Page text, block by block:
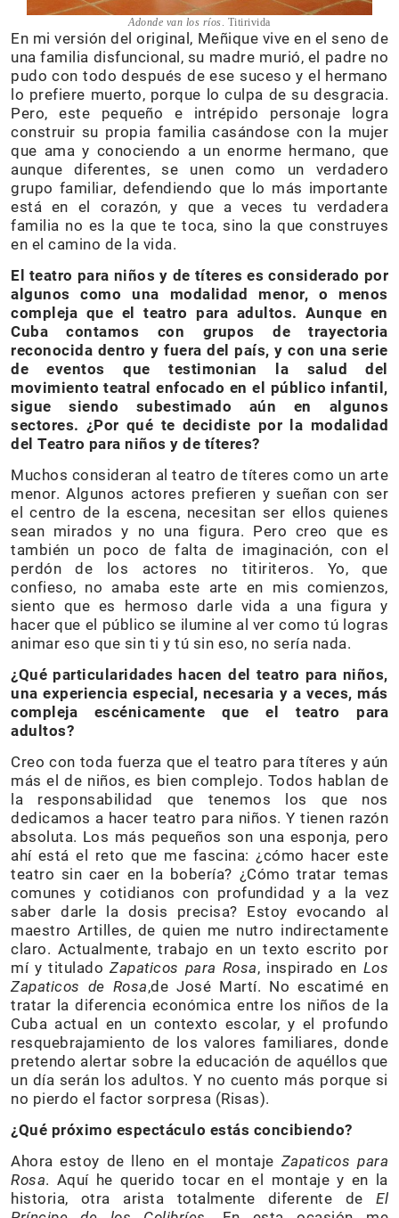
Adonde van los ríos. Titirivida
En mi versión del original, Meñique vive en el seno de
una familia disfuncional, su madre murió, el padre no
pudo con todo después de ese suceso y el hermano
lo prefiere muerto, porque lo culpa de su desgracia.
Pero, este pequeño e intrépido personaje logra
construir su propia familia casándose con la mujer
que ama y conociendo a un enorme hermano, que
aunque diferentes, se unen como un verdadero
grupo familiar, defendiendo que lo más importante
está en el corazón, y que a veces tu verdadera
familia no es la que te toca, sino la que construyes
en el camino de la vida.
El teatro para niños y de títeres es considerado por
algunos como una modalidad menor, o menos
compleja que el teatro para adultos. Aunque en
Cuba contamos con grupos de trayectoria
reconocida dentro y fuera del país, y con una serie
de eventos que testimonian la salud del
movimiento teatral enfocado en el público infantil,
sigue siendo subestimado aún en algunos
sectores. ¿Por qué te decidiste por la modalidad
del Teatro para niños y de títeres?
Muchos consideran al teatro de títeres como un arte
menor. Algunos actores prefieren y sueñan con ser
el centro de la escena, necesitan ser ellos quienes
sean mirados y no una figura. Pero creo que es
también un poco de falta de imaginación, con el
perdón de los actores no titiriteros. Yo, que
confieso, no amaba este arte en mis comienzos,
siento que es hermoso darle vida a una figura y
hacer que el público se ilumine al ver como tú logras
animar eso que sin ti y tú sin eso, no sería nada.
¿Qué particularidades hacen del teatro para niños,
una experiencia especial, necesaria y a veces, más
compleja escénicamente que el teatro para
adultos?
Creo con toda fuerza que el teatro para títeres y aún
más el de niños, es bien complejo. Todos hablan de
la responsabilidad que tenemos los que nos
dedicamos a hacer teatro para niños. Y tienen razón
absoluta. Los más pequeños son una esponja, pero
ahí está el reto que me fascina: ¿cómo hacer este
teatro sin caer en la bobería? ¿Cómo tratar temas
comunes y cotidianos con profundidad y a la vez
saber darle la dosis precisa? Estoy evocando al
maestro Artilles, de quien me nutro indirectamente
claro. Actualmente, trabajo en un texto escrito por
mí y tituladoZapaticos para Rosa, inspirado en Los
Zapaticos de Rosa,de José Martí. No escatimé en
tratar la diferencia económica entre los niños de la
Cuba actual en un contexto escolar, y el profundo
resquebrajamiento de los valores familiares, donde
pretendo alertar sobre la educación de aquéllos que
un día serán los adultos. Y no cuento más porque si
no pierdo el factor sorpresa (Risas).
¿Qué próximo espectáculo estás concibiendo?
Ahora estoy de lleno en el montaje Zapaticos para
Rosa. Aquí he querido tocar en el montaje y en la
historia, otra arista totalmente diferente de El